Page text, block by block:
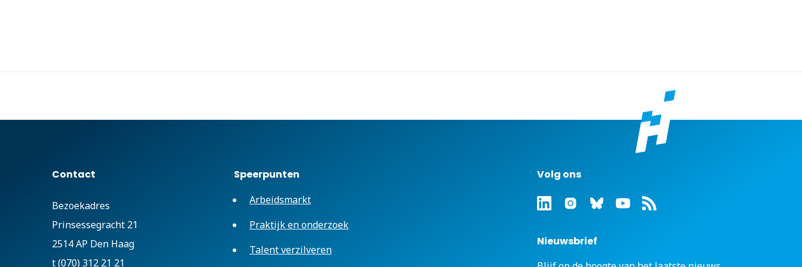
Contact
Bezoekadres
Prinsessegracht 21
2514 AP Den Haag
t (070) 312 21 21
Speerpunten
Arbeidsmarkt
Praktijk en onderzoek
Talent verzilveren
Volg ons
Nieuwsbrief